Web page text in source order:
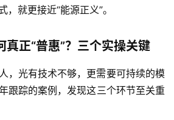
就更接近“能源正义”。
真正“普惠”？三个实操关键
，光有技术不够，更需要可持续的模
跟踪的案例，发现这三个环节至关重